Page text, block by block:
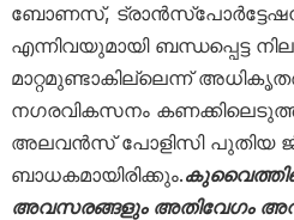
ബോണസ്,
എന്നിവയുമായി ബന്ധപ്പെട്ട
മാറ്റമുണ്ടാകില്ലെന്ന്
നഗരവികസനം
അലവൻസ് പോളിസി പുതിയ
ബാധകമായിരിക്കും.
അവസരങ്ങളും അതിവേഗം